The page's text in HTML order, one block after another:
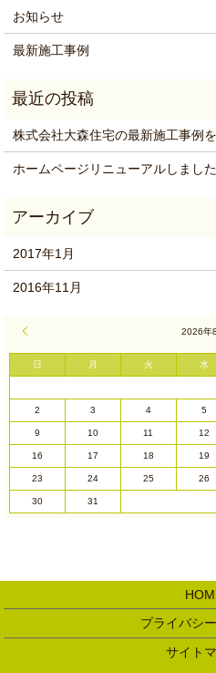
お知らせ
最新施工事例
株式会社大森住宅の最新施工事例
ホームページリニューアルしました
2017年1月
2016年11月
2026年
日 月 火 水
2 3 4 5
9 10 11 12
16 17 18 19
23 24 25 26
30 31
プライバシ
サイト